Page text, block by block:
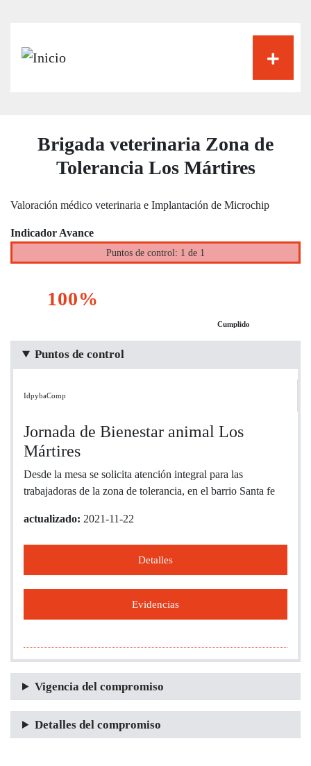
Brigada veterinaria Zona de
Tolerancia Los Mártires
Valoración médico veterinaria e Implantación de Microchip
Indicador Avance
Puntos de control: 1 de 1
100%
Cumplido
Puntos de control
IdpybaComp
Jornada de Bienestar animal Los
Mártires
Desde la mesa se solicita atención integral para las
trabajadoras de la zona de tolerancia, en el barrio Santa fe
actualizado: 2021-11-22
Detalles
Evidencias
Vigencia del compromiso
Detalles del compromiso